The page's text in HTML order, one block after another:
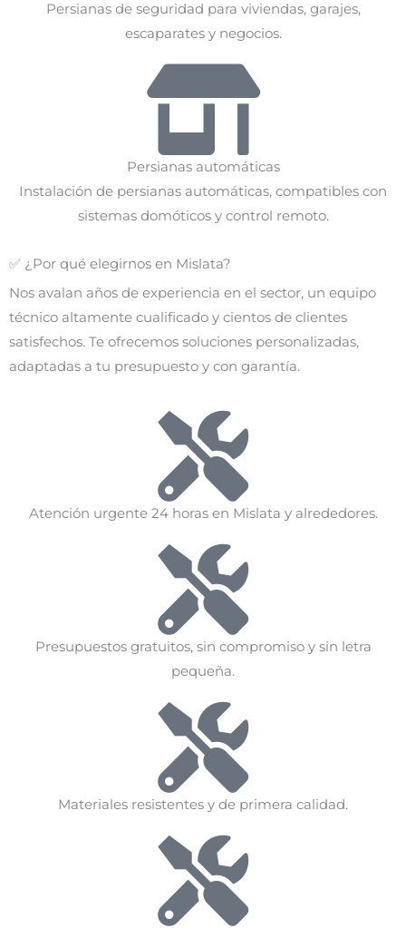
Persianas de seguridad para viviendas, garajes,
escaparates y negocios.
Persianas automáticas
Instalación de persianas automáticas, compatibles con
sistemas domóticos y control remoto.
✅ ¿Por qué elegirnos en Mislata?
Nos avalan años de experiencia en el sector, un equipo
técnico altamente cualificado y cientos de clientes
satisfechos. Te ofrecemos soluciones personalizadas,
adaptadas a tu presupuesto y con garantía.
Atención urgente 24 horas en Mislata y alrededores.
Presupuestos gratuitos, sin compromiso y sin letra
pequeña.
Materiales resistentes y de primera calidad.